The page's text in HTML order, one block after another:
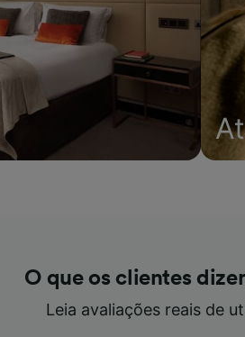
O que os clientes
Leia avaliações reais de